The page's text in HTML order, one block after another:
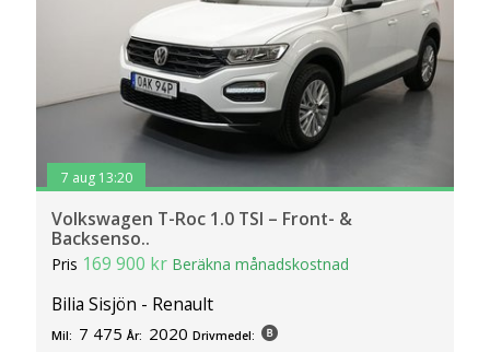
7 aug 13:20
Volkswagen T-Roc 1.0 TSI – Front- &
Backsenso..
Pris 169 900 kr Beräkna månadskostnad
Bilia Sisjön - Renault
Mil: 7 475 År: 2020 Drivmedel: